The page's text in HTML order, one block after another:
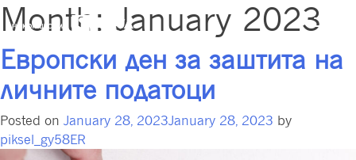
Month: January 2023
Европски ден за заштита на
личните податоци
Posted on January 28, 2023January 28, 2023 by
piksel_gy58ER